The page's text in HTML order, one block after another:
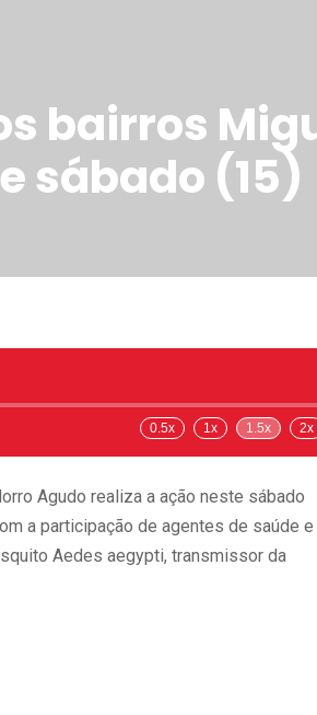
bairros
sábado (15)
0.5x 1x 1.5x 2x
Agudo realiza a ação neste sábado
a participação de agentes de saúde e
Aedes aegypti, transmissor da